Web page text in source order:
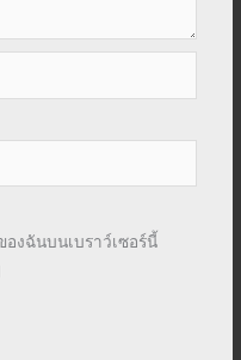
งฉันบนเบราว์เซอร์นี้